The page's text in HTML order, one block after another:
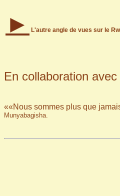
► L'autre angle de vues sur le
En collaboration avec
««Nous sommes plus que
Munyabagisha.